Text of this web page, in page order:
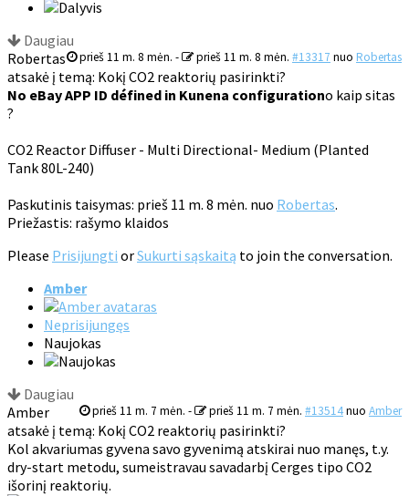
Daugiau
prieš 11 m. 8 mėn. - prieš 11 m. 8 mėn. #13317 nuo Robertas
Robertas
atsakė į temą: Kokį CO2 reaktorių pasirinkti?
No eBay APP ID défined in Kunena configurationo kaip sitas
?
CO2 Reactor Diffuser - Multi Directional- Medium (Planted
Tank 80L-240)
Paskutinis taisymas: prieš 11 m. 8 mėn. nuo Robertas.
Priežastis: rašymo klaidos
Please Prisijungti orSukurti sąskaitą to join the conversation.
Amber
Neprisijungęs
Naujokas
Daugiau
prieš 11 m. 7 mėn. - prieš 11 m. 7 mėn. #13514nuo Amber
Amber
atsakė į temą: Kokį CO2 reaktorių pasirinkti?
Kol akvariumas gyvena savo gyvenimą atskirai nuo manęs, t.y.
dry-start metodu, sumeistravau savadarbį Cerges tipo CO2
išorinį reaktorių.